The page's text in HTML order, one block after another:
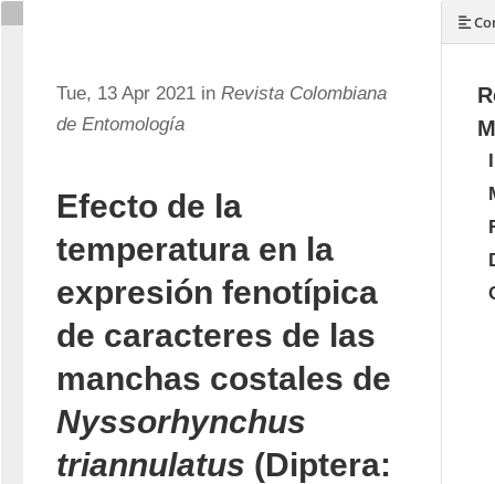
Tue, 13 Apr 2021 in Revista Colombiana
de Entomología
Efecto de la
temperatura en la
expresión fenotípica
de caracteres de las
manchas costales de
Nyssorhynchus
triannulatus (Diptera: